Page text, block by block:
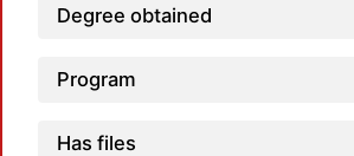
Degree obtained
Program
Has files